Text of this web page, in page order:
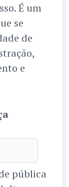
É um
se
de
e
pública